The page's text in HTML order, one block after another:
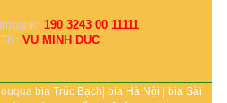
190 3243 00 11111
TK:VU MINH DUC
bia Trúc Bạch| bia Hà Nội | bia Sài